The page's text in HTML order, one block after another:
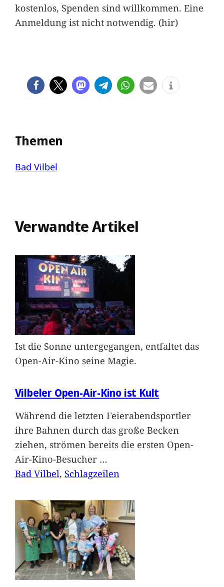
kostenlos, Spenden sind willkommen. Eine
Anmeldung ist nicht notwendig. (hir)
Themen
Bad Vilbel
Verwandte Artikel
Ist die Sonne untergegangen, entfaltet das
Open-Air-Kino seine Magie.
Vilbeler Open-Air-Kino ist Kult
Während die letzten Feierabendsportler
ihre Bahnen durch das große Becken
ziehen, strömen bereits die ersten Open-
Air-Kino-Besucher …
Bad Vilbel, Schlagzeilen